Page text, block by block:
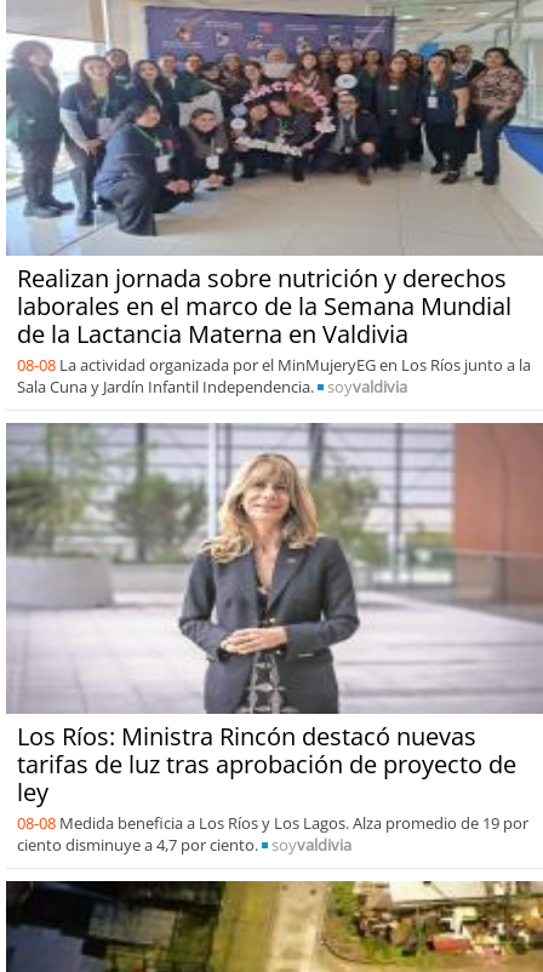
Realizan jornada sobre nutrición y derechos
laborales en el marco de la Semana Mundial
de la Lactancia Materna en Valdivia
08-08 La actividad organizada por el MinMujeryEG en Los Ríos junto a la
Sala Cuna y Jardín Infantil Independencia.
soyvaldivia
Los Ríos: Ministra Rincón destacó nuevas
tarifas de luz tras aprobación de proyecto de
ley
08-08 Medida beneficia a Los Ríos y Los Lagos. Alza promedio de 19 por
ciento disminuye a 4,7 por ciento.
soyvaldivia